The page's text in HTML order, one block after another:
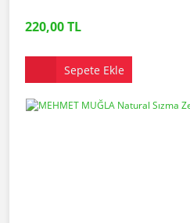
220,00 TL
Sepete Ekle